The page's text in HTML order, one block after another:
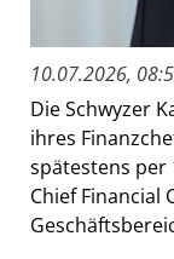
10.07.2026,
Die Schwyzer
ihres
spätestens per
Chief Financial